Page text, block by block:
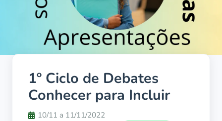
1º Ciclo de Debates
Conhecer para Incluir
10/11 a 11/11/2022